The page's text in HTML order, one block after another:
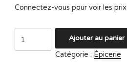
Connectez-vous pour voir les prix
Ajouter au panier
Catégorie : Épicerie